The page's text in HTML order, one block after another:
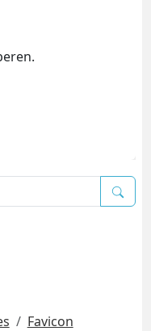
Favicon